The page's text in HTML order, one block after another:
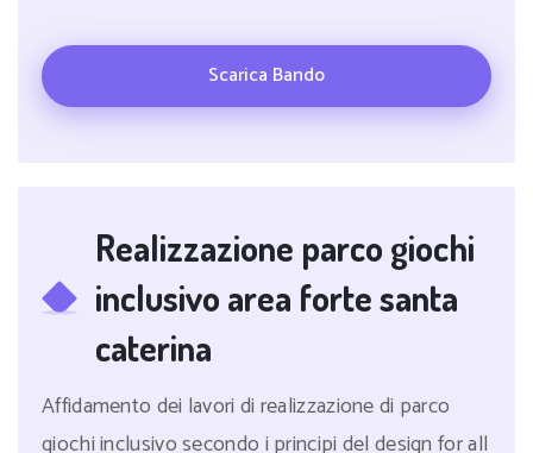
Scarica Bando
Realizzazione parco giochi
inclusivo area forte santa
caterina
Affidamento dei lavori di realizzazione di parco
giochi inclusivo secondo i principi del design for all